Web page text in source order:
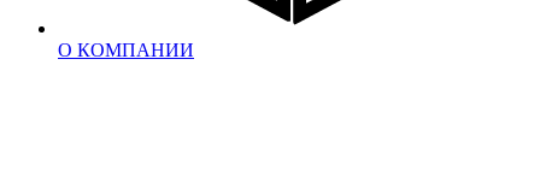
О КОМПАНИИ